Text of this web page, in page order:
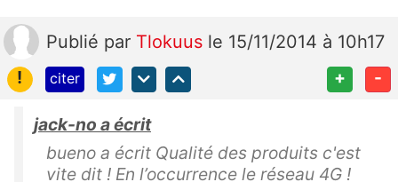
Publié par Tlokuus le 15/11/2014 à 10h17
!
citer + -
jack-no a écrit
bueno a écrit Qualité des produits c'est
vite dit ! En l’occurrence le réseau 4G !